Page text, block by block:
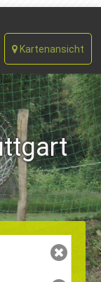
Kartenansicht